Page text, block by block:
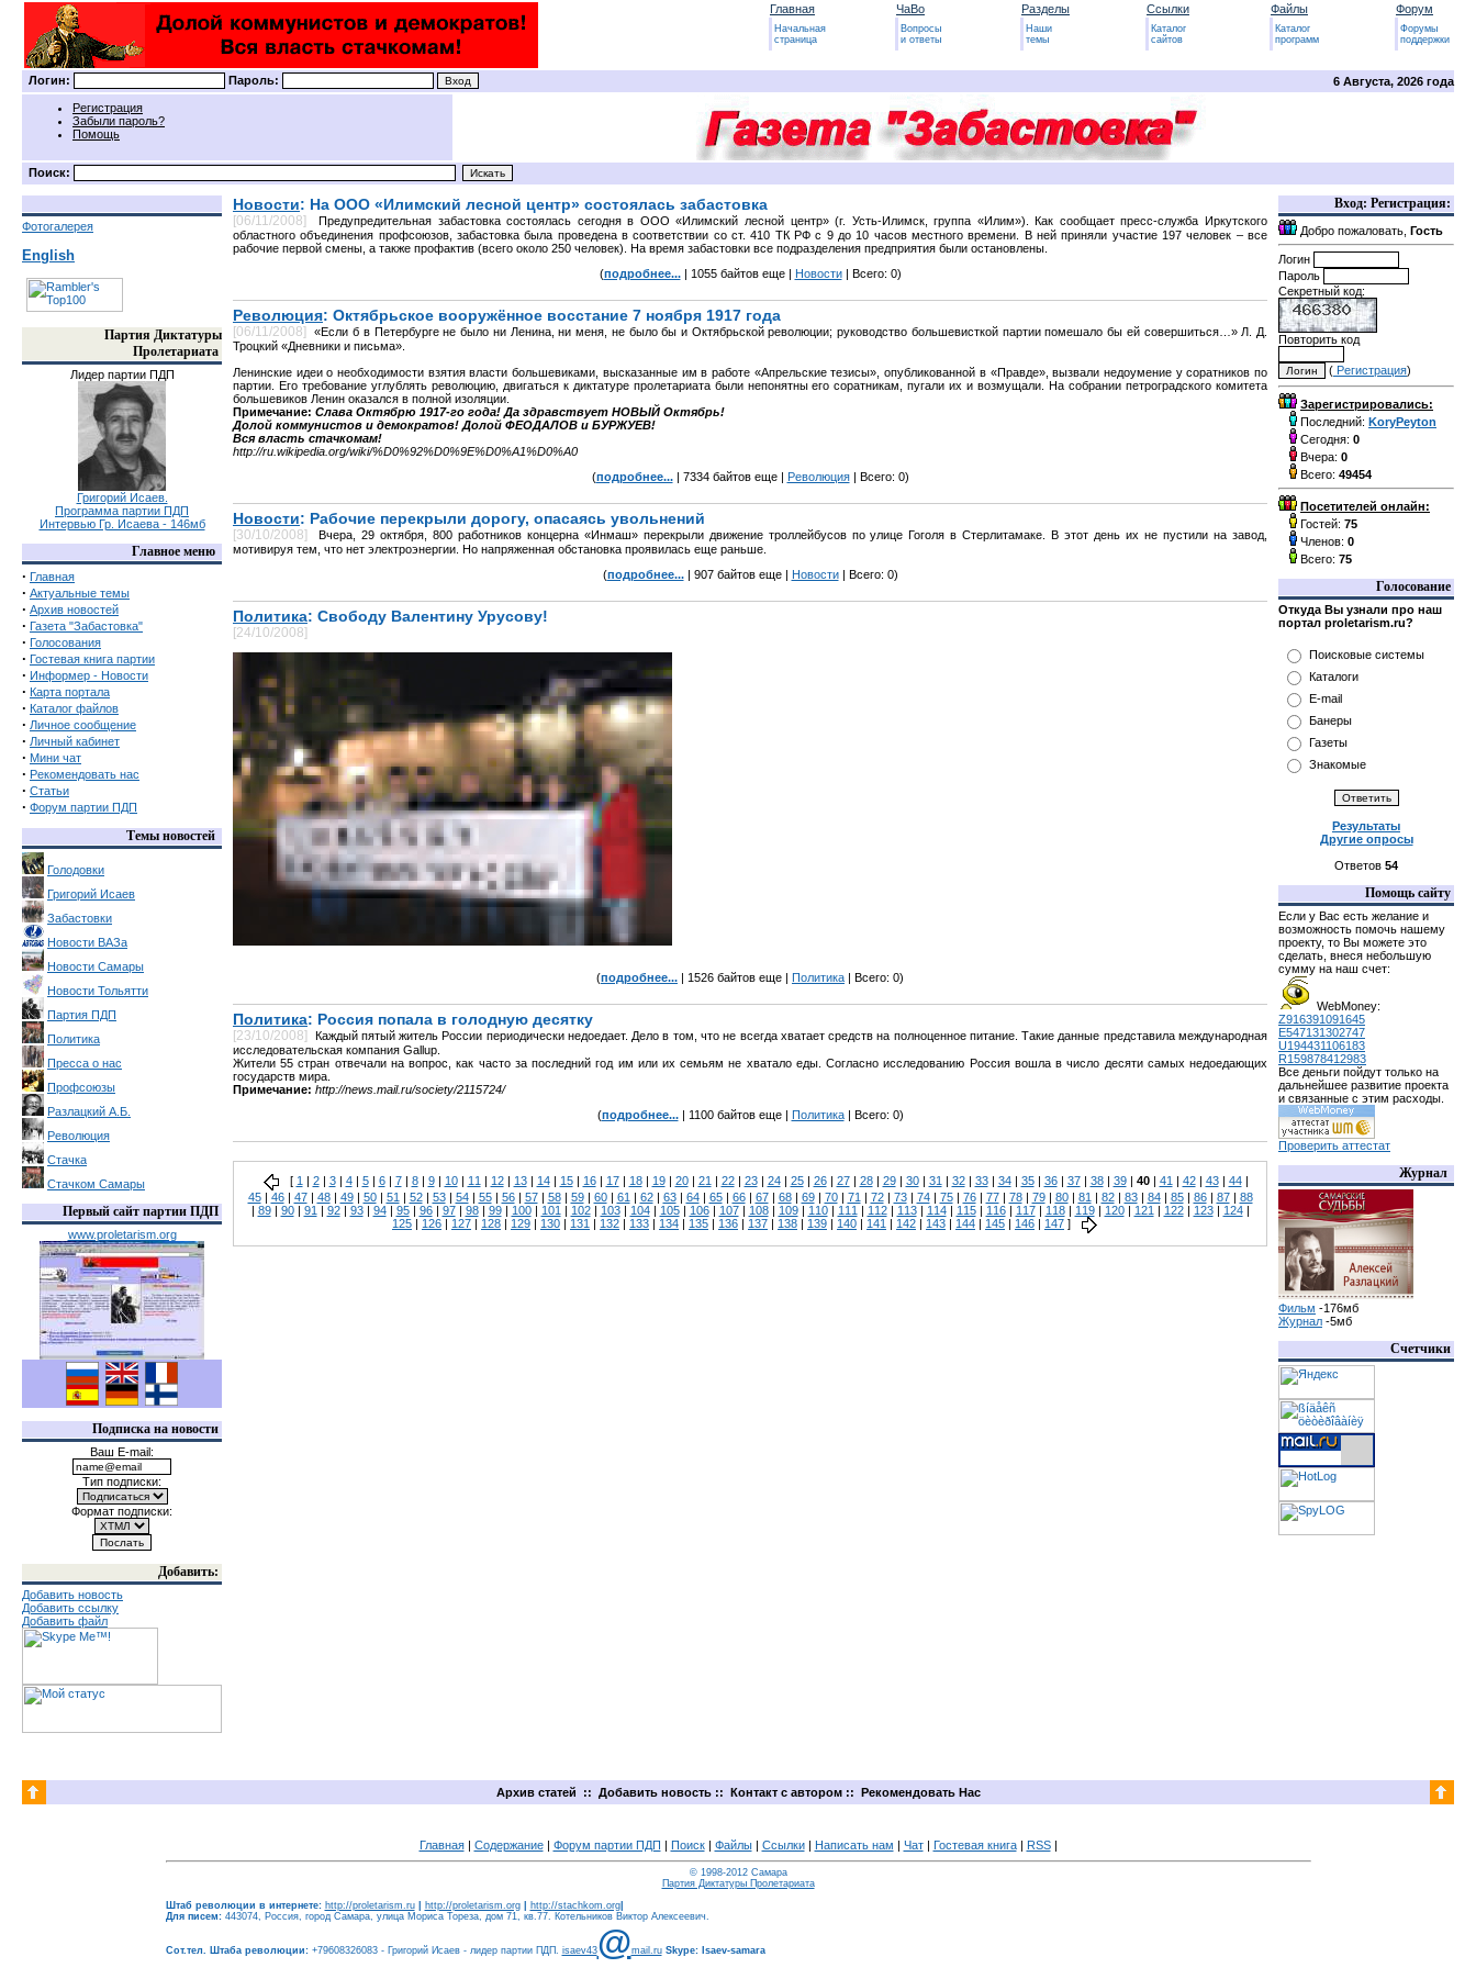
Главная
Начальная
страница
ЧаВо
Вопросы
и ответы
Разделы
Наши
темы
Ссылки
Каталог
сайтов
Файлы
Каталог
программ
Форум
Форумы
поддержки
Логин: Пароль:
6 Августа, 2026 года
Регистрация
Забыли пароль?
Помощь
Поиск:
Фотогалерея
English
Партия Диктатуры
Пролетариата
Лидер партии ПДП
Григорий Исаев.
Программа партии ПДП
Интервью Гр. Исаева - 146мб
Главное меню
· Главная
· Актуальные темы
· Архив новостей
· Газета "Забастовка"
· Голосования
· Гостевая книга партии
· Информер - Новости
· Карта портала
· Каталог файлов
· Личное сообщение
· Личный кабинет
· Мини чат
· Рекомендовать нас
· Статьи
· Форум партии ПДП
Темы новостей
Голодовки
Григорий Исаев
Забастовки
Новости ВАЗа
Новости Самары
Новости Тольятти
Партия ПДП
Политика
Пресса о нас
Профсоюзы
Разлацкий А.Б.
Революция
Стачка
Стачком Самары
Первый сайт партии ПДП
www.proletarism.org
Подписка на новости
Ваш E-mail:
Тип подписки:
Формат подписки:
Добавить:
Добавить новость
Добавить ссылку
Добавить файл
Новости: На ООО «Илимский лесной центр» состоялась забастовка
[06/11/2008]
Предупредительная забастовка состоялась сегодня в ООО «Илимский лесной центр» (г. Усть-Илимск, группа «Илим»). Как сообщает пресс-служба Иркутского
областного объединения профсоюзов, забастовка была проведена в соответствии со ст. 410 ТК РФ с 9 до 10 часов местного времени. В ней приняли участие 197 человек – все
рабочие первой смены, а также профактив (всего около 250 человек). На время забастовки все подразделения предприятия были остановлены.
(подробнее...| 1055 байтов еще | Новости| Всего: 0)
Революция: Октябрьское вооружённое восстание 7 ноября 1917 года
[06/11/2008]
«Если б в Петербурге не было ни Ленина, ни меня, не было бы и Октябрьской революции; руководство большевисткой партии помешало бы ей совершиться…» Л. Д.
Троцкий «Дневники и письма».
Ленинские идеи о необходимости взятия власти большевиками, высказанные им в работе «Апрельские тезисы», опубликованной в «Правде», вызвали недоумение у соратников по
партии. Его требование углублять революцию, двигаться к диктатуре пролетариата были непонятны его соратникам, пугали их и возмущали. На собрании петроградского комитета
большевиков Ленин оказался в полной изоляции.
Примечание: Слава Октябрю 1917-го года! Да здравствует НОВЫЙ Октябрь!
Долой коммунистов и демократов! Долой ФЕОДАЛОВ и БУРЖУЕВ!
Вся власть стачкомам!
http://ru.wikipedia.org/wiki/%D0%92%D0%9E%D0%A1%D0%A0
(подробнее...| 7334 байтов еще | Революция| Всего: 0)
Новости: Рабочие перекрыли дорогу, опасаясь увольнений
[30/10/2008]
Вчера, 29 октября, 800 работников концерна «Инмаш» перекрыли движение троллейбусов по улице Гоголя в Стерлитамаке. В этот день их не пустили на завод,
мотивируя тем, что нет электроэнергии. Но напряженная обстановка проявилась еще раньше.
(подробнее...| 907 байтов еще | Новости| Всего: 0)
Политика: Свободу Валентину Урусову!
[24/10/2008]
(подробнее... | 1526 байтов еще | Политика | Всего: 0)
Политика: Россия попала в голодную десятку
[23/10/2008]
Каждый пятый житель России периодически недоедает. Дело в том, что не всегда хватает средств на полноценное питание. Такие данные представила международная
исследовательская компания Gallup.
Жители 55 стран отвечали на вопрос, как часто за последний год им или их семьям не хватало еды. Согласно исследованию Россия вошла в число десяти самых недоедающих
государств мира.
Примечание: http://news.mail.ru/society/2115724/
(подробнее...| 1100 байтов еще | Политика| Всего: 0)
[ 1| 2| 3| 4| 5| 6| 7| 8| 9| 10| 11| 12| 13| 14| 15| 16| 17| 18| 19| 20| 21| 22| 23| 24| 25| 26| 27| 28| 29| 30| 31| 32| 33| 34| 35| 36| 37| 38| 39| 40| 41| 42| 43| 44|
45| 46| 47| 48| 49| 50| 51 | 52| 53| 54| 55| 56| 57| 58| 59| 60| 61 | 62| 63| 64| 65| 66| 67| 68| 69| 70| 71 | 72| 73| 74| 75| 76| 77| 78| 79| 80| 81 | 82| 83| 84| 85| 86| 87| 88
| 89| 90| 91 | 92| 93| 94| 95| 96| 97| 98| 99| 100| 101 | 102| 103| 104| 105| 106| 107| 108| 109| 110| 111 | 112| 113| 114| 115| 116| 117| 118| 119| 120| 121 | 122| 123| 124|
125
126 127 128 129 130 131 132 133 134 135 136 137 138 139 140 141 142 143 144 145 146 147 ]
Вход: Регистрация:
Добро пожаловать, Гость
Логин
Пароль
Секретный код:
Повторить код
( Регистрация)
Зарегистрировались:
Последний: KoryPeyton
Сегодня: 0
Вчера: 0
Всего: 49454
Посетителей онлайн:
Гостей: 75
Членов: 0
Всего: 75
Голосование
Откуда Вы узнали про наш
портал proletarism.ru?
Поисковые системы
Каталоги
E-mail
Банеры
Газеты
Знакомые
Результаты
Другие опросы
Ответов 54
Помощь сайту
Если у Вас есть желание и
возможность помочь нашему
проекту, то Вы можете это
сделать, внеся небольшую
сумму на наш счет:
WebMoney:
Z916391091645
E547131302747
U194431106183
R159878412983
Все деньги пойдут только на
дальнейшее развитие проекта
и связанные с этим расходы.
Проверить аттестат
Журнал
Фильм -176мб
Журнал -5мб
Счетчики
Архив статей :: Добавить новость :: Контакт с автором :: Рекомендовать Нас
Главная| Содержание| Форум партии ПДП | Поиск| Файлы| Ссылки| Написать нам | Чат| Гостевая книга| RSS|
© 1998-2012 Самара
Партия Диктатуры Пролетариата
Штаб революции в интернете: http://proletarism.ru| http://proletarism.org| http://stachkom.org|
Для писем:443074, Россия, город Самара, улица Мориса Тореза, дом 71, кв.77. Котельников Виктор Алексеевич.
Сот.тел. Штаба революции: +79608326083 - Григорий Исаев - лидер партии ПДП. isaev43@mail.ruSkype: Isaev-samara